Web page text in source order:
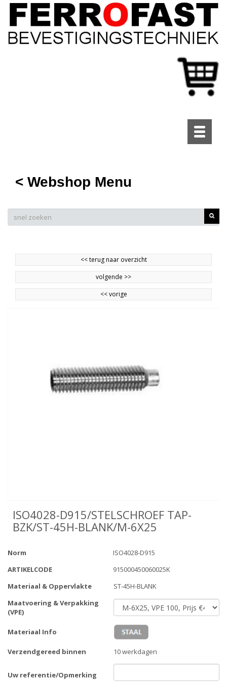
Toggle
< Webshop Menu
<<terug naar overzicht
volgende >>
<<vorige
ISO4028-D915/STELSCHROEF TAP-
BZK/ST-45H-BLANK/M-6X25
Norm
ISO4028-D915
ARTIKELCODE
915000450060025K
Materiaal & Oppervlakte
ST-45H-BLANK
Maatvoering & Verpakking
(VPE)
Materiaal Info
Verzendgereed binnen 10 werkdagen
Uw referentie/Opmerking